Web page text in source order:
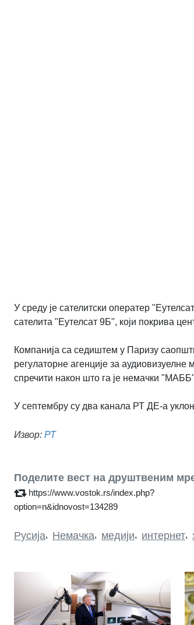
У среду је сателитски оператер
сателита "Еутелсат 9Б", који покрива
Компанија са седиштем у Паризу
регулаторне агенције за
спречити након што га је немачки
У септембру су два канала РТ ДЕ-а
Извор: РТ
Поделите вест на друштвеним
https://www.vostok.rs/index.php?
option=n&idnovost=134289
Русија, Немачка, медији, интернет,